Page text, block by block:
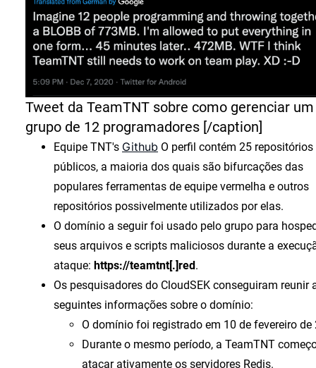
Tweet da TeamTNT sobre como gerenciar um
grupo de 12 programadores [/caption]
Equipe TNT's Github O perfil contém 25 repositórios
públicos, a maioria dos quais são bifurcações das
populares ferramentas de equipe vermelha e outros
repositórios possivelmente utilizados por elas.
O domínio a seguir foi usado pelo grupo para
seus arquivos e scripts maliciosos durante a
ataque: https://teamtnt[.]red.
Os pesquisadores do CloudSEK conseguiram reunir
seguintes informações sobre o domínio:
O domínio foi registrado em 10 de fevereiro de
Durante o mesmo período, a TeamTNT
atacar ativamente os servidores Redis.